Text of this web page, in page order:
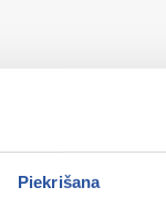
Piekrišana